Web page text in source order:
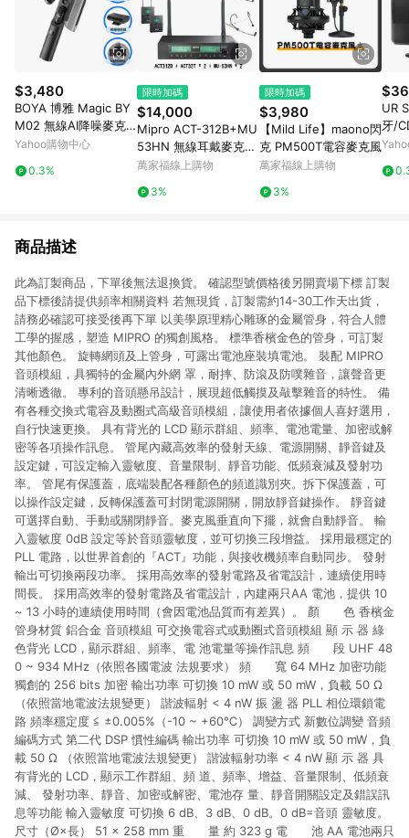
$3,480
BOYA 博雅 Magic BY
M02 無線AI降噪麥克
風(Type-C 相機 Light
音 拍片採訪 錄音室)
Yahoo購物中心
0.3%
限時加碼
$14,000
Mipro ACT-312B+MU
53HN 無線耳戴麥克風
組 (兩支麥克風款)【敦
萬家福線上購物
3%
限時加碼
$3,980
【Mild Life】maono閃
克 PM500T電容麥克風
萬家福線上購物
3%
UR
牙/
動式
商品描述
此為訂製商品，下單後無法退換貨。 確認型號價格後另開賣場下標 訂製
品下標後請提供頻率相關資料 若無現貨，訂製需約14-30工作天出貨，
請務必確認可接受後再下單 以美學原理精心雕琢的金屬管身，符合人體
工學的握感，塑造 MIPRO 的獨創風格。 標準香檳金色的管身，可訂製
其他顏色。 旋轉網頭及上管身，可露出電池座裝填電池。 裝配 MIPRO
音頭模組，具獨特的金屬內外網 罩，耐摔、防滾及防噗雜音，讓聲音更
清晰透徹。 專利的音頭懸吊設計，展現超低觸摸及敲擊雜音的特性。 備
有各種交換式電容及動圈式高級音頭模組，讓使用者依據個人喜好選用，
自行快速更換。 具有背光的 LCD 顯示群組、頻率、電池電量、加密或解
密等各項操作訊息。 管尾內藏高效率的發射天線、電源開關、靜音鍵及
設定鍵，可設定輸入靈敏度、音量限制、靜音功能、低頻衰減及發射功
率。 管尾有保護蓋，底端裝配各種顏色的頻道識別夾。拆下保護蓋，可
以操作設定鍵，反轉保護蓋可封閉電源開關，開放靜音鍵操作。 靜音鍵
可選擇自動、手動或關閉靜音。麥克風垂直向下擺，就會自動靜音。 輸
入靈敏度 0dB 設定等於音頭靈敏度，並可切換三段增益。 採用最穩定的
PLL 電路，以世界首創的『ACT』功能，與接收機頻率自動同步。 發射
輸出可切換兩段功率。 採用高效率的發射電路及省電設計，連續使用時
間長。 採用高效率的發射電路及省電設計，內建兩只AA 電池，提供 10
~ 13 小時的連續使用時間（會因電池品質而有差異）。 顏 色 香檳金
管身材質 鋁合金 音頭模組 可交換電容式或動圈式音頭模組 顯 示 器 綠
色背光 LCD，顯示群組、頻率、電 池電量等操作訊息 頻 段 UHF 48
0 ~ 934 MHz（依照各國電波 法規要求） 頻 寬 64 MHz 加密功能
獨創的 256 bits 加密 輸出功率 可切換 10 mW 或 50 mW，負載 50 Ω
（依照當地電波法規變更） 諧波輻射 < 4 nW 振 盪 器 PLL 相位環鎖電
路 頻率穩定度 ≦ ±0.005%（-10 ~ +60℃） 調變方式 新數位調變 音頻
編碼方式 第二代 DSP 慣性編碼 輸出功率 可切換 10 mW 或 50 mW，負
載 50 Ω （依照當地電波法規變更） 諧波輻射功率 < 4 nW 顯 示 器 具
有背光的 LCD，顯示工作群組、頻 道、頻率、增益、音量限制、低頻衰
減、 發射功率、靜音、加密或解密、電池存 量、靜音開關設定及錯誤訊
息等功能 輸入靈敏度 可切換 6 dB、3 dB、0 dB。0 dB=音頭 靈敏度。
尺寸（Ø×長） 51 × 258 mm 重 量 約 323 g 電 池 AA 電池兩只